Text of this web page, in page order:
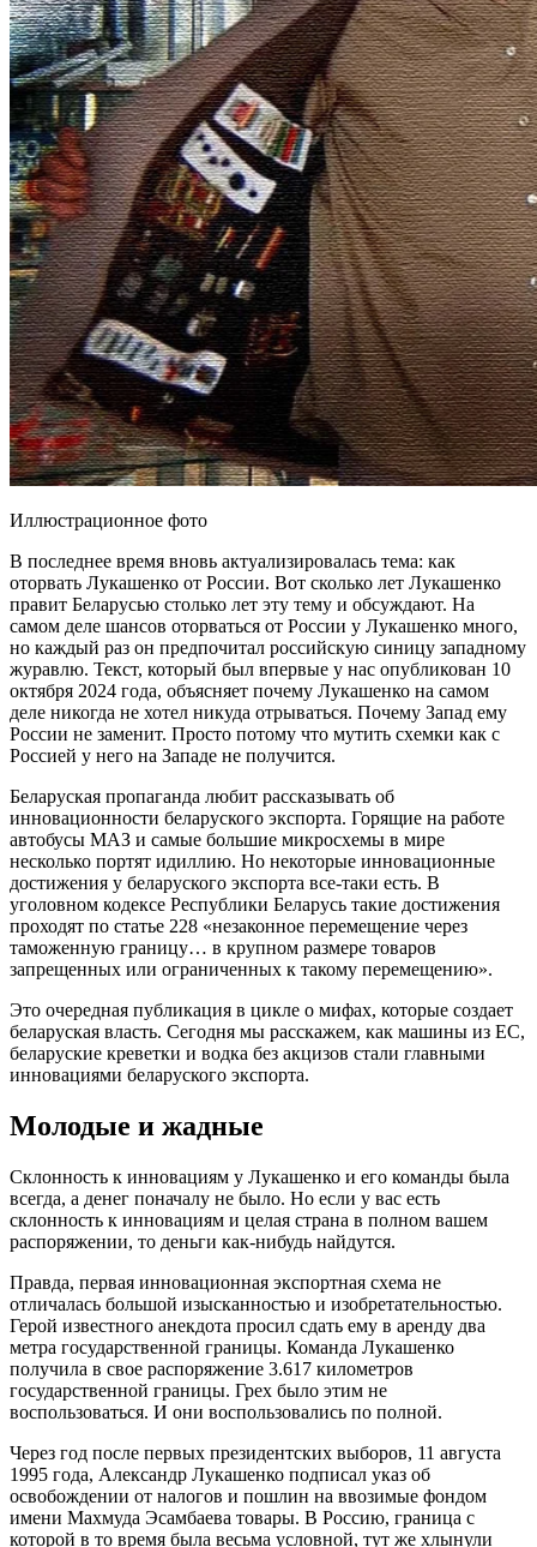
Иллюстрационное фото
В последнее время вновь актуализировалась тема: как
оторвать Лукашенко от России. Вот сколько лет Лукашенко
правит Беларусью столько лет эту тему и обсуждают. На
самом деле шансов оторваться от России у Лукашенко много,
но каждый раз он предпочитал российскую синицу западному
журавлю. Текст, который был впервые у нас опубликован 10
октября 2024 года, объясняет почему Лукашенко на самом
деле никогда не хотел никуда отрываться. Почему Запад ему
России не заменит. Просто потому что мутить схемки как с
Россией у него на Западе не получится.
Беларуская пропаганда любит рассказывать об
инновационности беларуского экспорта. Горящие на работе
автобусы МАЗ и самые большие микросхемы в мире
несколько портят идиллию. Но некоторые инновационные
достижения у беларуского экспорта все-таки есть. В
уголовном кодексе Республики Беларусь такие достижения
проходят по статье 228 «незаконное перемещение через
таможенную границу… в крупном размере товаров
запрещенных или ограниченных к такому перемещению».
Это очередная публикация в цикле о мифах, которые создает
беларуская власть. Сегодня мы расскажем, как машины из ЕС,
беларуские креветки и водка без акцизов стали главными
инновациями беларуского экспорта.
Молодые и жадные
Склонность к инновациям у Лукашенко и его команды была
всегда, а денег поначалу не было. Но если у вас есть
склонность к инновациям и целая страна в полном вашем
распоряжении, то деньги как-нибудь найдутся.
Правда, первая инновационная экспортная схема не
отличалась большой изысканностью и изобретательностью.
Герой известного анекдота просил сдать ему в аренду два
метра государственной границы. Команда Лукашенко
получила в свое распоряжение 3.617 километров
государственной границы. Грех было этим не
воспользоваться. И они воспользовались по полной.
Через год после первых президентских выборов, 11 августа
1995 года, Александр Лукашенко подписал указ об
освобождении от налогов и пошлин на ввозимые фондом
имени Махмуда Эсамбаева товары. В Россию, граница с
которой в то время была весьма условной, тут же хлынули